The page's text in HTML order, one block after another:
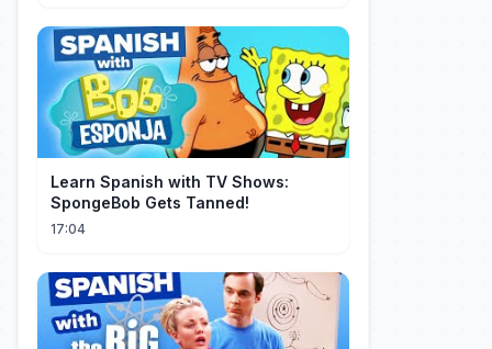
Learn Spanish with TV Shows:
SpongeBob Gets Tanned!
17:04